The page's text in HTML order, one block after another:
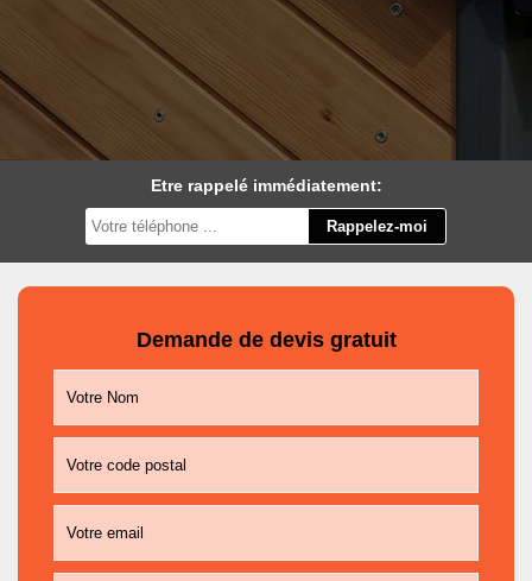
Etre rappelé immédiatement:
Demande de devis gratuit